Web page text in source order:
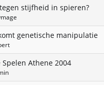
stijfheid in spieren?
genetische manipulatie
Athene 2004